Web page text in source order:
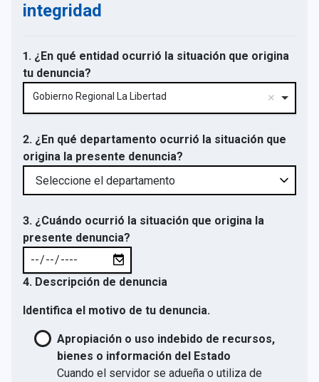
integridad
1. ¿En qué entidad ocurrió la situación que origina
tu denuncia?
Gobierno Regional La Libertad
2. ¿En qué departamento ocurrió la situación que
origina la presente denuncia?
3. ¿Cuándo ocurrió la situación que origina la
presente denuncia?
4. Descripción de denuncia
Identifica el motivo de tu denuncia.
Apropiación o uso indebido de recursos,
bienes o información del Estado
Cuando el servidor se adueña o utiliza de